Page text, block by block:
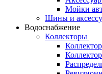
Мойки
Шины и
Водоснабжение
Коллекторы